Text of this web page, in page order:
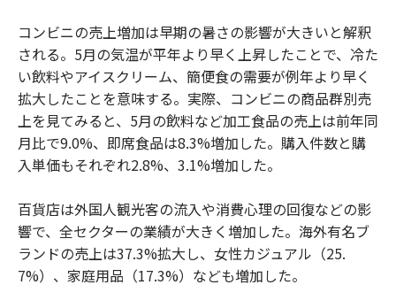
コンビニの売上増加は早期の暑さの影響が大きいと解釈
される。5月の気温が平年より早く上昇したことで、冷た
い飲料やアイスクリーム、簡便食の需要が例年より早く
拡大したことを意味する。実際、コンビニの商品群別売
上を見てみると、5月の飲料など加工食品の売上は前年同
月比で9.0%、即席食品は8.3%増加した。購入件数と購
入単価もそれぞれ2.8%、3.1%増加した。
百貨店は外国人観光客の流入や消費心理の回復などの影
響で、全セクターの業績が大きく増加した。海外有名ブ
ランドの売上は37.3%拡大し、女性カジュアル（25.
7%）、家庭用品（17.3%）なども増加した。